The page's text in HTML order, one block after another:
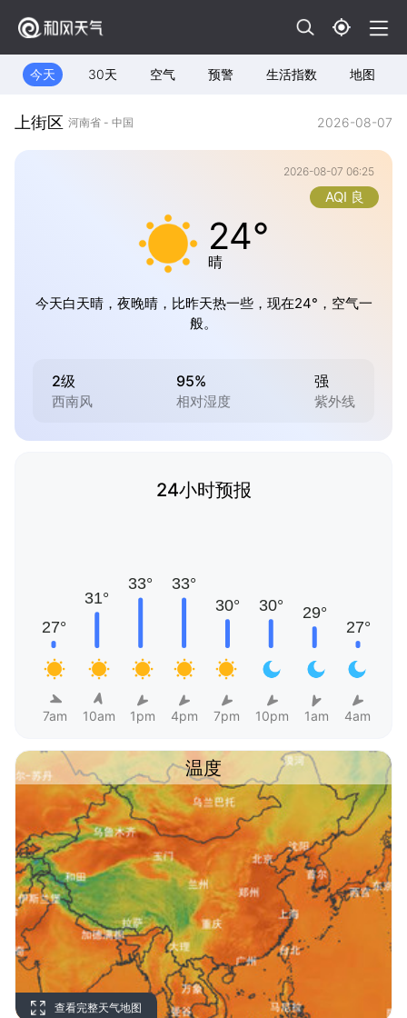
今天 30天 空气 预警 生活指数 地图
上街区 河南省 - 中国 2026-08-07
2026-08-07 06:25
24°
晴
AQI 良
今天白天晴，夜晚晴，比昨天热一些，现在24°，空气一
般。
2级
西南风
95%
相对湿度
强
紫外线
24小时预报
7am 10am 1pm 4pm 7pm 10pm 1am 4am
温度
查看完整天气地图